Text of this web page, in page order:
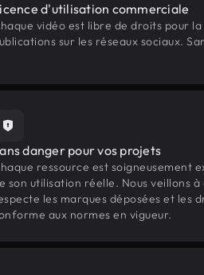
d'utilisation commerciale
vidéo est libre de droits pour
sur les réseaux sociaux.
danger pour vos projets
ressource est soigneusement
son utilisation réelle. Nous veillons
les marques déposées et les
aux normes en vigueur.